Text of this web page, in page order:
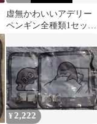
虚無かわいいアデリー
ペンギン全種類1セット
¥ 2,222